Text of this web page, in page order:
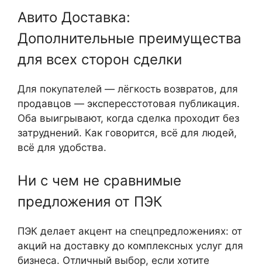
Авито Доставка:
Дополнительные преимущества
для всех сторон сделки
Для покупателей — лёгкость возвратов, для
продавцов — экспересстотовая публикация.
Оба выигрывают, когда сделка проходит без
затруднений. Как говорится, всё для людей,
всё для удобства.
Ни с чем не сравнимые
предложения от ПЭК
ПЭК делает акцент на спецпредложениях: от
акций на доставку до комплексных услуг для
бизнеса. Отличный выбор, если хотите